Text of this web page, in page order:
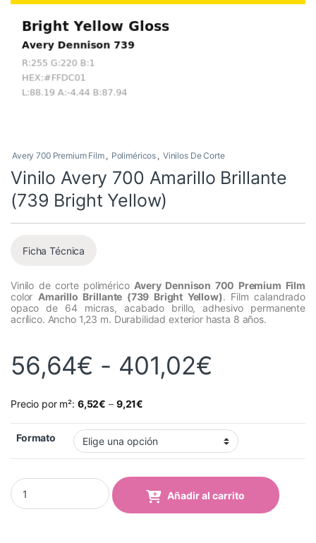
Avery 700 Premium Film , Poliméricos , Vinilos De Corte
Vinilo Avery 700 Amarillo Brillante
(739 Bright Yellow)
Ficha Técnica
Vinilo de corte polimérico Avery Dennison 700 Premium Film
color Amarillo Brillante (739 Bright Yellow). Film calandrado
opaco de 64 micras, acabado brillo, adhesivo permanente
acrílico. Ancho 1,23 m. Durabilidad exterior hasta 8 años.
56,64€ - 401,02€
Precio por m²: 6,52€ – 9,21€
Formato
Vinilo Avery 700 Amarillo Brillante (739 Bright Yellow) quantity
Añadir al carrito